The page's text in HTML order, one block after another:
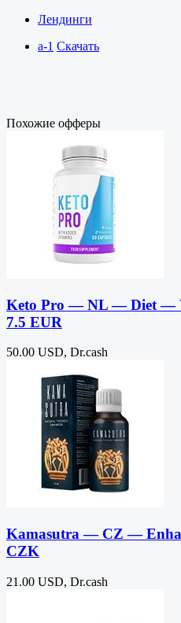
Лендинги
a-1 Скачать
Похожие офферы
Keto Pro — NL — Diet —
7.5 EUR
50.00 USD, Dr.cash
Kamasutra — CZ —
CZK
21.00 USD, Dr.cash